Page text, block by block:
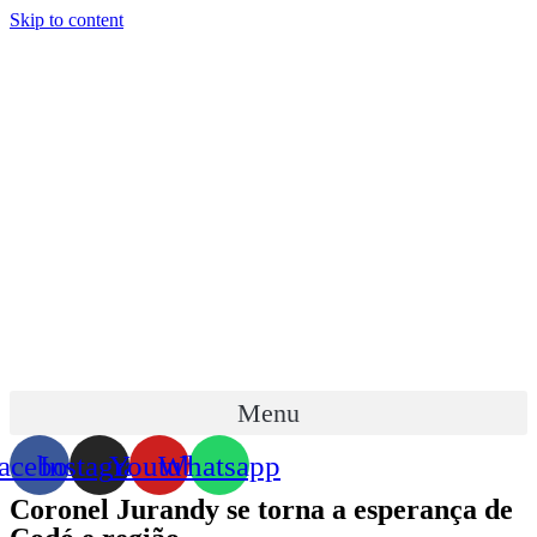
Skip to content
Menu
InstagramYoutubeWhatsapp
Coronel Jurandy se torna a esperança de